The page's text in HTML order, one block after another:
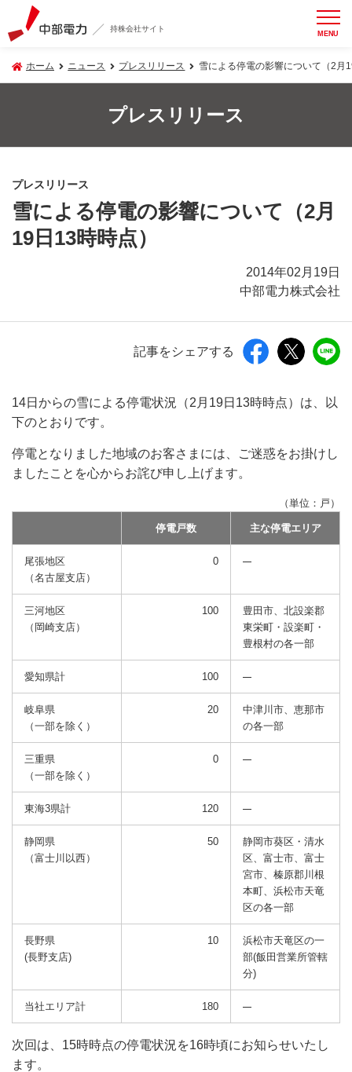
持株会社サイト MENU
ホーム ニュース プレスリリース 雪による停電の影響について（2月
プレスリリース
プレスリリース
雪による停電の影響について（2月
19日13時時点）
2014年02月19日
中部電力株式会社
記事をシェアする
14日からの雪による停電状況（2月19日13時時点）は、以
下のとおりです。
停電となりました地域のお客さまには、ご迷惑をお掛けし
ましたことを心からお詫び申し上げます。
（単位：戸）
停電戸数 主な停電エリア
尾張地区
（名古屋支店）
0
三河地区
（岡崎支店）
100
豊田市、北設楽郡
東栄町・設楽町・
豊根村の各一部
愛知県計 100
岐阜県
（一部を除く）
20
中津川市、恵那市
の各一部
三重県
（一部を除く）
0
東海3県計 120
静岡県
（富士川以西）
50
静岡市葵区・清水
区、富士市、富士
宮市、 榛原郡川根
本町、浜松市天竜
区の各一部
長野県
(長野支店)
10
浜松市天竜区の一
部(飯田営業所管轄
分)
当社エリア計 180
次回は、15時時点の停電状況を16時頃にお知らせいたし
ます。